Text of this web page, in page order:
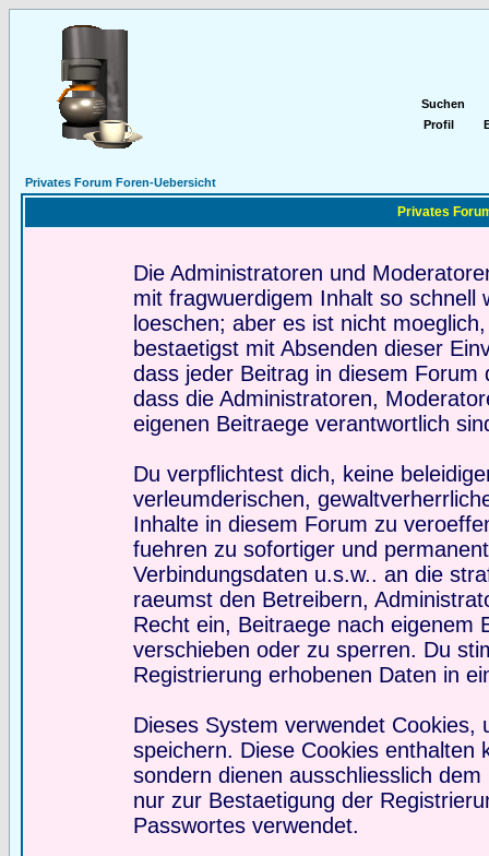
Suchen
Profil
Privates Forum Foren-Uebersicht
Privates
Die Administratoren und
mit fragwuerdigem Inhalt so schnell
loeschen; aber es ist nicht
bestaetigst mit Absenden dieser
dass jeder Beitrag in diesem
dass die Administratoren,
eigenen Beitraege verantwortlich
Du verpflichtest dich, keine
verleumderischen,
Inhalte in diesem Forum zu
fuehren zu sofortiger und
Verbindungsdaten u.s.w.. an die
raeumst den Betreibern,
Recht ein, Beitraege nach eigenem
verschieben oder zu sperren. Du
Registrierung erhobenen Daten in
Dieses System verwendet
speichern. Diese Cookies enthalten
sondern dienen ausschliesslich
nur zur Bestaetigung der
Passwortes verwendet.